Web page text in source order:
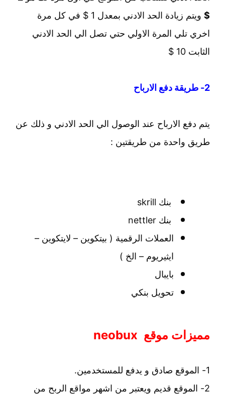
ويتم زيادة الحد الادني بمعدل 1 $ في كل مرة
اخري تلي المرة الاولي حتي تصل الي الحد الادني
الثابت 10 $
يتم دفع الارباح عند الوصول الي الحد الادني و ذلك عن
طريق واحدة من طريقتين :
بنك skrill
بنك nettler
العملات الرقمية ( بيتكوين – لايتكوين –
ايثيريوم – الخ )
بايبال
تحويل بنكي
مميزات موقع neobux
2- الموقع قديم ويعتبر من اشهر مواقع الربح من